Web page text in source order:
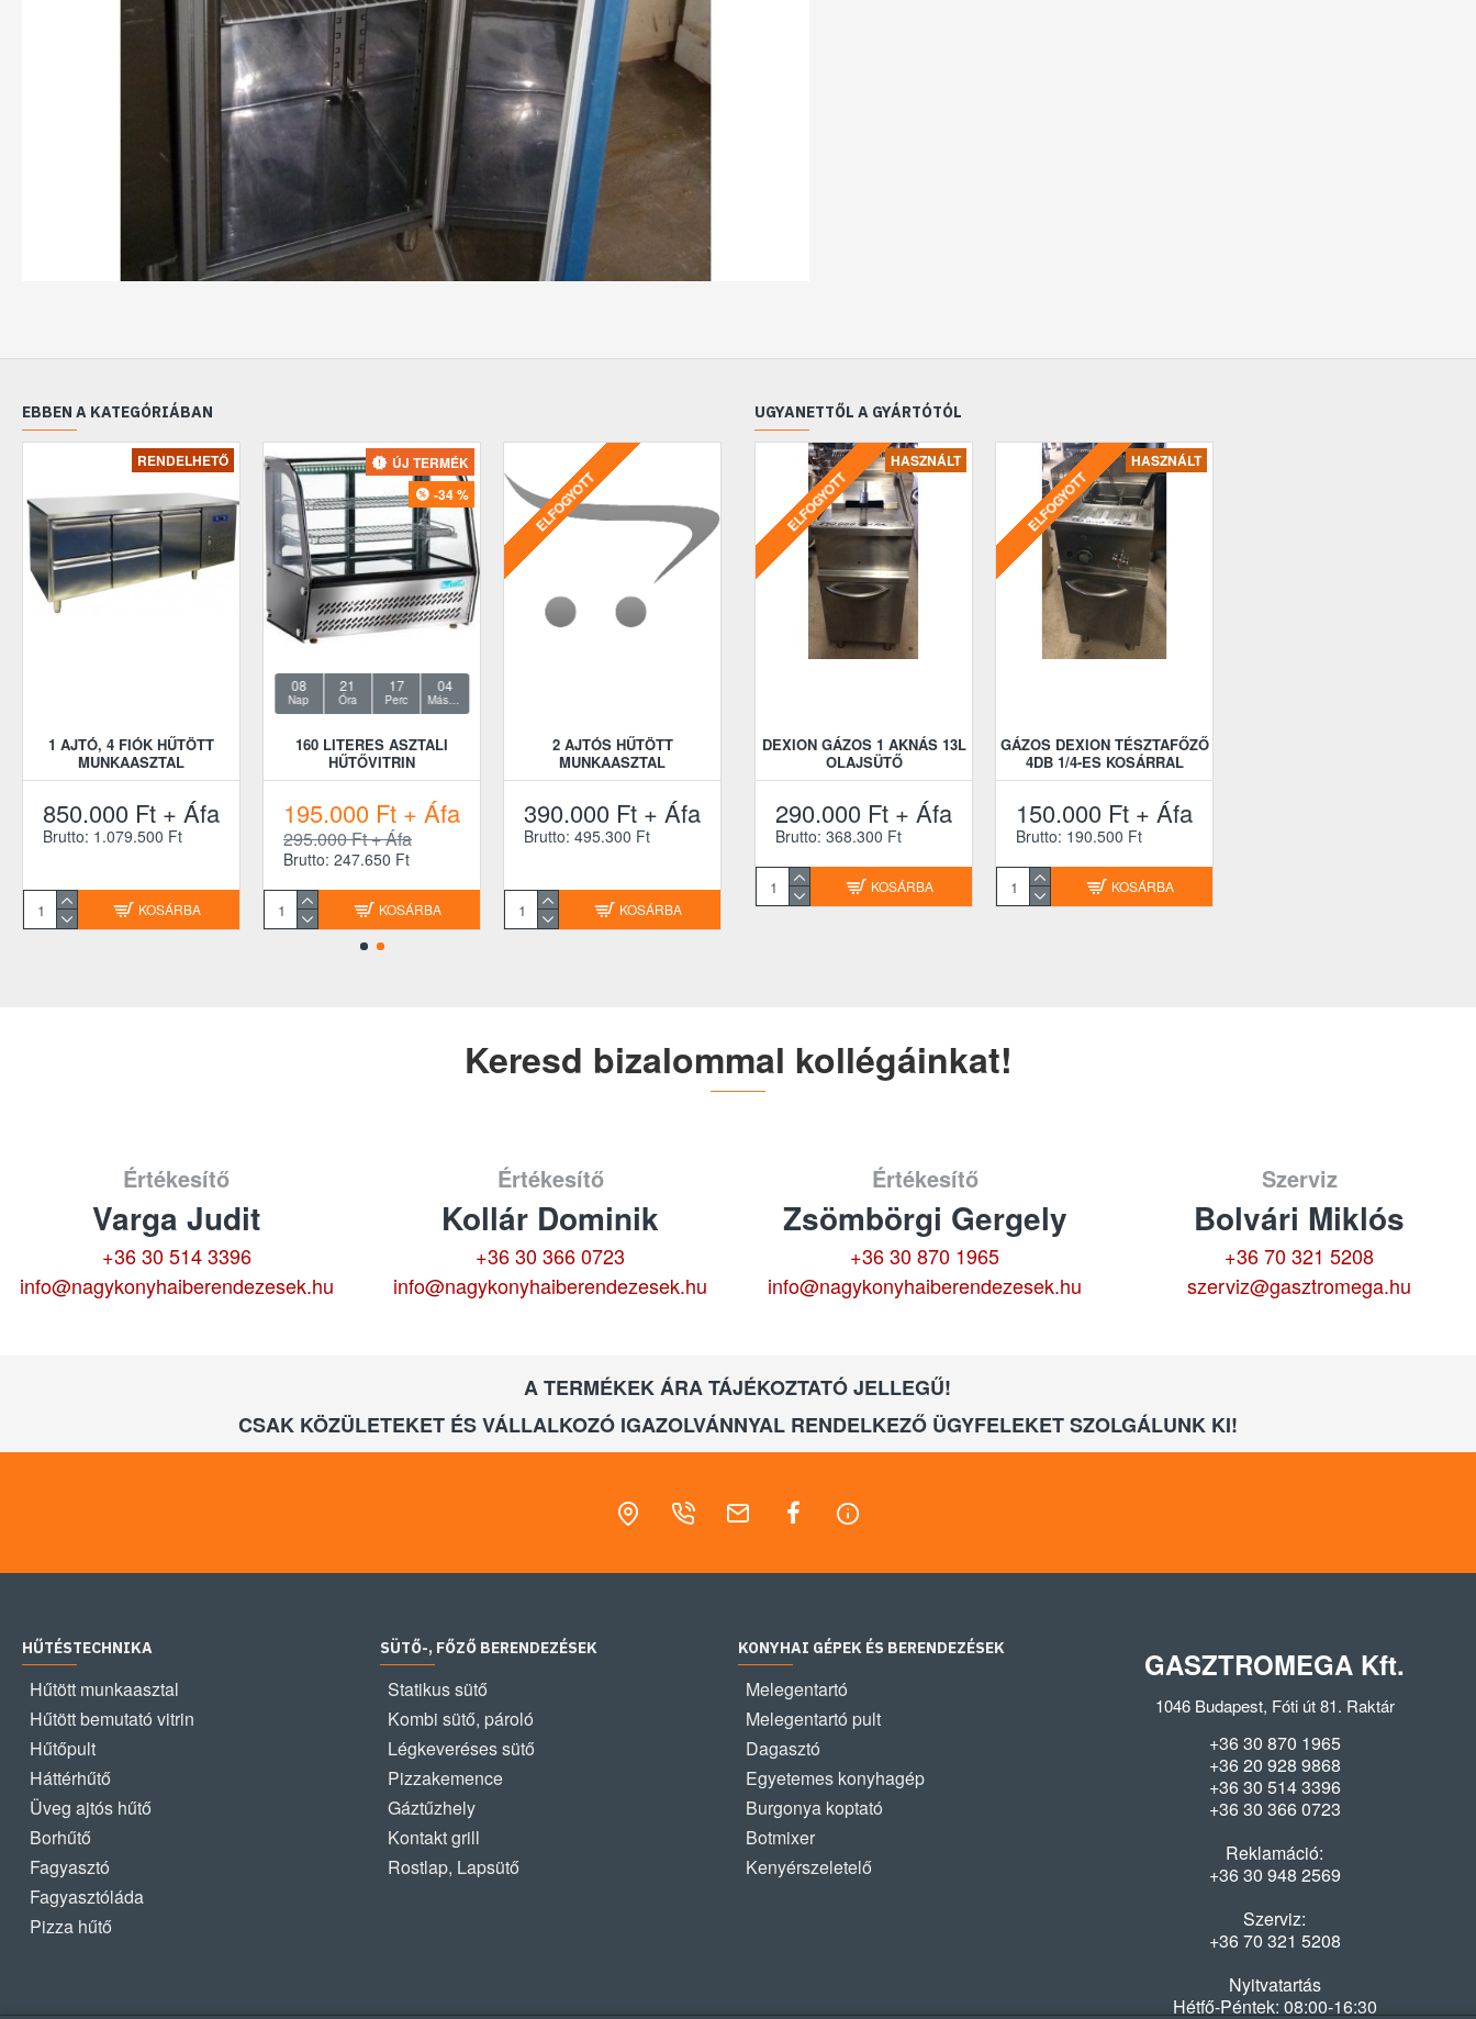
EBBEN A KATEGÓRIÁBAN
RENDELHETŐ
1 AJTÓ, 4 FIÓK HŰTÖTT
MUNKAASZTAL
850.000 Ft + Áfa
Brutto: 1.079.500 Ft
KOSÁRBA
ÚJ TERMÉK
-34 %
08
Nap
21
Óra
17
Perc
04
Másodperc
160 LITERES ASZTALI
HŰTŐVITRIN
195.000 Ft + Áfa
295.000 Ft + Áfa
Brutto: 247.650 Ft
KOSÁRBA
ELFOGYOTT
2 AJTÓS HŰTÖTT
MUNKAASZTAL
390.000 Ft + Áfa
Brutto: 495.300 Ft
KOSÁRBA
UGYANETTŐL A GYÁRTÓTÓL
HASZNÁLT
ELFOGYOTT
DEXION GÁZOS 1 AKNÁS 13L
OLAJSÜTŐ
290.000 Ft + Áfa
Brutto: 368.300 Ft
KOSÁRBA
HASZNÁLT
ELFOGYOTT
GÁZOS DEXION TÉSZTAFŐZŐ
4DB 1/4-ES KOSÁRRAL
150.000 Ft + Áfa
Brutto: 190.500 Ft
KOSÁRBA
Keresd bizalommal kollégáinkat!
Értékesítő
Varga Judit
+36 30 514 3396
info@nagykonyhaiberendezesek.hu
Értékesítő
Kollár Dominik
+36 30 366 0723
info@nagykonyhaiberendezesek.hu
Értékesítő
Zsömbörgi Gergely
+36 30 870 1965
info@nagykonyhaiberendezesek.hu
Szerviz
Bolvári Miklós
+36 70 321 5208
szerviz@gasztromega.hu
A TERMÉKEK ÁRA TÁJÉKOZTATÓ JELLEGŰ!
CSAK KÖZÜLETEKET ÉS VÁLLALKOZÓ IGAZOLVÁNNYAL RENDELKEZŐ ÜGYFELEKET SZOLGÁLUNK KI!
HŰTÉSTECHNIKA
Hűtött munkaasztal
Hűtött bemutató vitrin
Hűtőpult
Háttérhűtő
Üveg ajtós hűtő
Borhűtő
Fagyasztó
Fagyasztóláda
Pizza hűtő
SÜTŐ-, FŐZŐ BERENDEZÉSEK
Statikus sütő
Kombi sütő, pároló
Légkeveréses sütő
Pizzakemence
Gáztűzhely
Kontakt grill
Rostlap, Lapsütő
KONYHAI GÉPEK ÉS BERENDEZÉSEK
Melegentartó
Melegentartó pult
Dagasztó
Egyetemes konyhagép
Burgonya koptató
Botmixer
Kenyérszeletelő
GASZTROMEGA Kft.
1046 Budapest, Fóti út 81. Raktár
+36 30 870 1965
+36 20 928 9868
+36 30 514 3396
+36 30 366 0723
Reklamáció:
+36 30 948 2569
Szerviz:
+36 70 321 5208
Nyitvatartás
Hétfő-Péntek: 08:00-16:30